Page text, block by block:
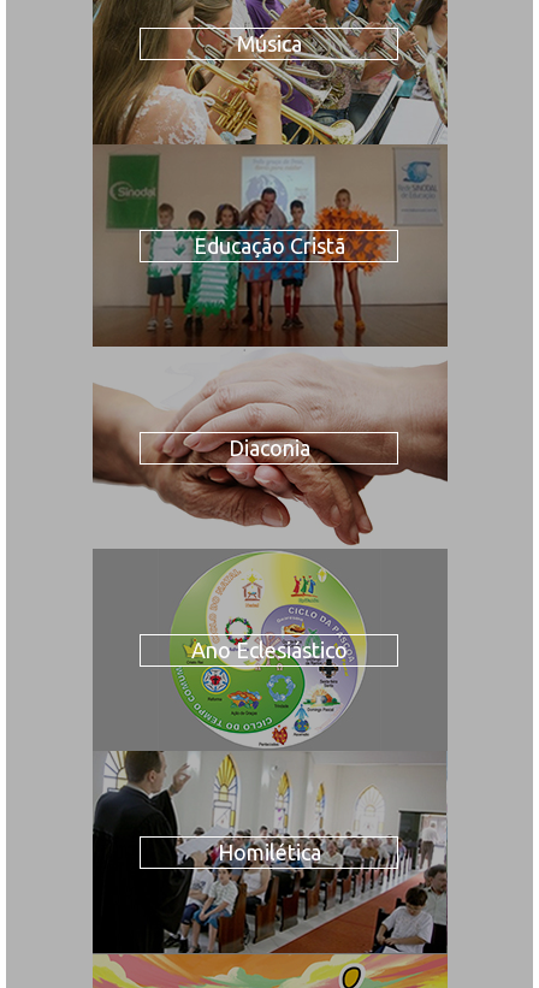
Música
Educação Cristã
Diaconia
Ano Eclesiástico
Homilética